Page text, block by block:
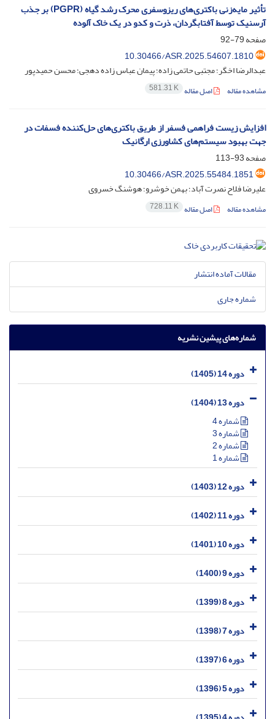
تأثیر مایه‌زنی باکتری‌های ریزوسفری محرک رشد گیاه (PGPR) بر جذب
آرسنیک توسط آفتابگردان، ذرت و کدو در یک خاک آلوده
صفحه79-92
10.30466/ASR.2025.54607.1810
عبدالرضا اخگر؛ مجتبی حاتمی زاده؛ پیمان عباس زاده دهجی؛ محسن حمیدپور
مشاهده مقاله اصل مقاله 581.31 K
افزایش زیست فراهمی فسفر از طریق باکتری‌های حل‌کننده فسفات در
جهت بهبود سیستم‌های کشاورزی ارگانیک
صفحه93-113
10.30466/ASR.2025.55484.1851
علیرضا فلاح نصرت آباد؛ بهمن خوشرو؛ هوشنگ خسروی
مشاهده مقاله اصل مقاله 728.11 K
مقالات آماده انتشار
شماره جاری
شماره‌های پیشین نشریه
دوره 14 (1405)
دوره 13 (1404)
شماره 4
شماره 3
شماره 2
شماره 1
دوره 12 (1403)
دوره 11 (1402)
دوره 10 (1401)
دوره 9 (1400)
دوره 8 (1399)
دوره 7 (1398)
دوره 6 (1397)
دوره 5 (1396)